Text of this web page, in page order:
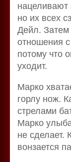
нацеливают
но их всех
Дейл. Затем
отношения с
потому что
уходит.
Марко
горлу нож.
стрелами
Марко
не сделает.
вонзается